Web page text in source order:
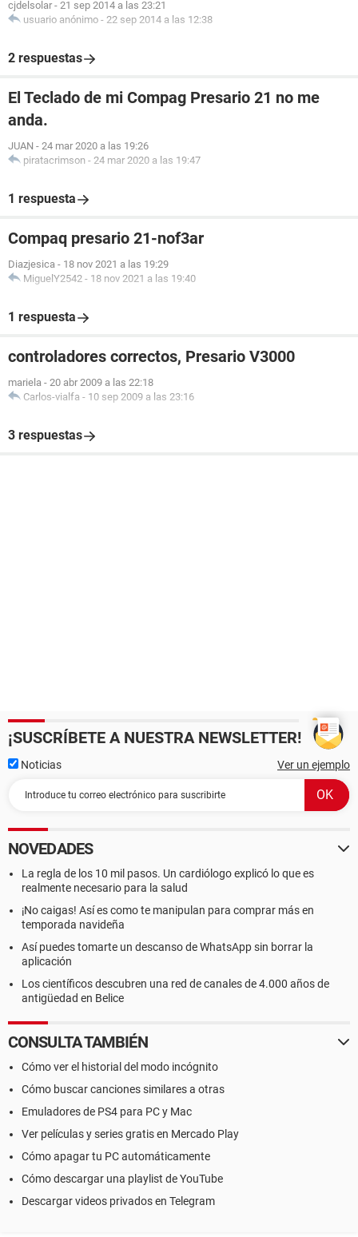
cjdelsolar - 21 sep 2014 a las 23:21
usuario anónimo - 22 sep 2014 a las 12:38
2 respuestas
El Teclado de mi Compag Presario 21 no me
anda.
JUAN - 24 mar 2020 a las 19:26
piratacrimson - 24 mar 2020 a las 19:47
1 respuesta
Compaq presario 21-nof3ar
Diazjesica - 18 nov 2021 a las 19:29
MiguelY2542 - 18 nov 2021 a las 19:40
1 respuesta
controladores correctos, Presario V3000
mariela - 20 abr 2009 a las 22:18
Carlos-vialfa - 10 sep 2009 a las 23:16
3 respuestas
¡SUSCRÍBETE A NUESTRA NEWSLETTER!
Noticias Ver un ejemplo
NOVEDADES
La regla de los 10 mil pasos. Un cardiólogo explicó lo que es
realmente necesario para la salud
¡No caigas! Así es como te manipulan para comprar más en
temporada navideña
Así puedes tomarte un descanso de WhatsApp sin borrar la
aplicación
Los científicos descubren una red de canales de 4.000 años de
antigüedad en Belice
CONSULTA TAMBIÉN
Cómo ver el historial del modo incógnito
Cómo buscar canciones similares a otras
Emuladores de PS4 para PC y Mac
Ver películas y series gratis en Mercado Play
Cómo apagar tu PC automáticamente
Cómo descargar una playlist de YouTube
Descargar videos privados en Telegram